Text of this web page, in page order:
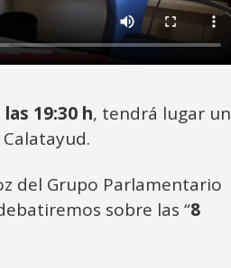
19:30 h, tendrá lugar un
del Grupo Parlamentario
sobre las “8